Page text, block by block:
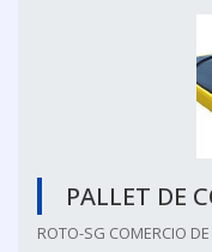
PALLET DE
ROTO-SG COMERCIO